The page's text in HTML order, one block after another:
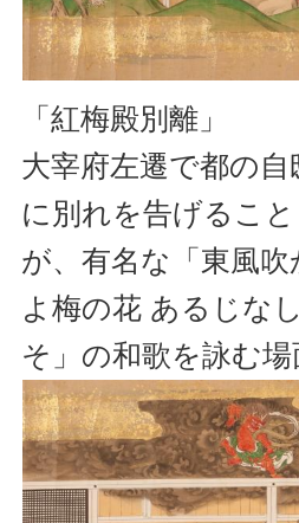
「紅梅殿別離」
大宰府左遷で都の
に別れを告げるこ
が、有名な「東風
よ梅の花 あるじな
そ」の和歌を詠む場